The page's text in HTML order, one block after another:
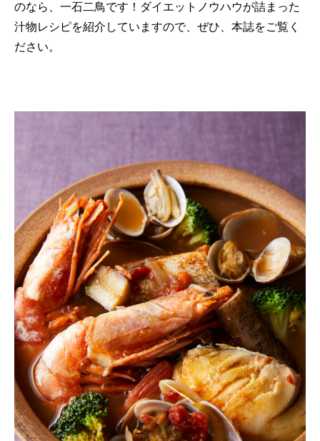
のなら、一石二鳥です！ダイエットノウハウが詰まった
汁物レシピを紹介していますので、ぜひ、本誌をご覧く
ださい。